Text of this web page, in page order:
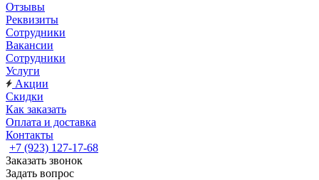
Отзывы
Реквизиты
Сотрудники
Вакансии
Сотрудники
Услуги
Акции
Скидки
Как заказать
Оплата и доставка
Контакты
+7 (923) 127-17-68
Заказать звонок
Задать вопрос